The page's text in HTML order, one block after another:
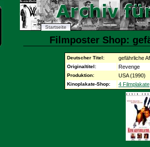
Startseite
Filmposter Shop:
Deutscher Titel: gefährliche
Originaltitel: Revenge
Produktion: USA (1990)
Kinoplakate-Shop: 4 Filmplakate